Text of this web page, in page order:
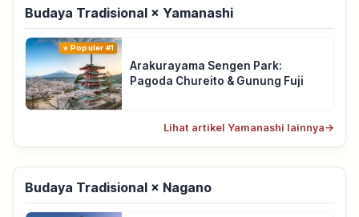
Budaya Tradisional × Yamanashi
Populer #1
Arakurayama Sengen Park:
Pagoda Chureito & Gunung Fuji
Lihat artikel Yamanashi lainnya→
Budaya Tradisional × Nagano